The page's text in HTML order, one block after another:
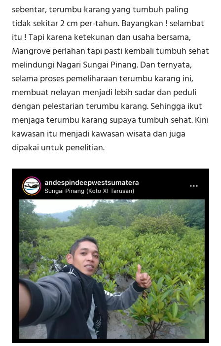
sebentar, terumbu karang yang tumbuh paling
tidak sekitar 2 cm per-tahun. Bayangkan ! selambat
itu ! Tapi karena ketekunan dan usaha bersama,
Mangrove perlahan tapi pasti kembali tumbuh sehat
melindungi Nagari Sungai Pinang. Dan ternyata,
selama proses pemeliharaan terumbu karang ini,
membuat nelayan menjadi lebih sadar dan peduli
dengan pelestarian terumbu karang. Sehingga ikut
menjaga terumbu karang supaya tumbuh sehat. Kini
kawasan itu menjadi kawasan wisata dan juga
dipakai untuk penelitian.